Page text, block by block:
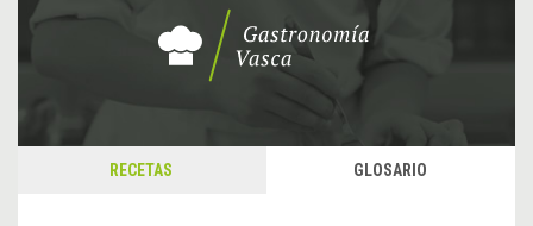
RECETAS GLOSARIO